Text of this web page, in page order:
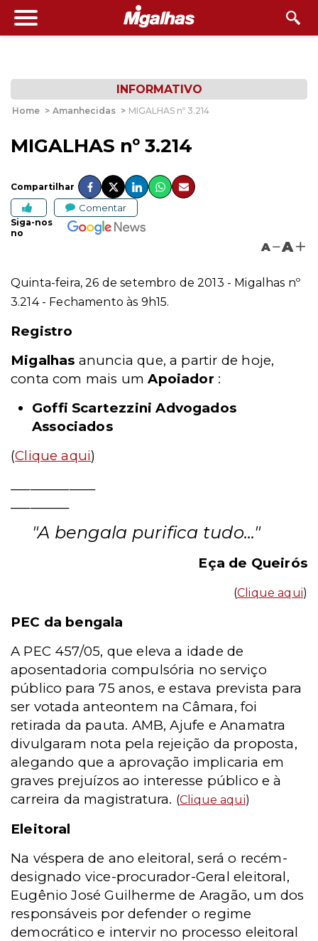
INFORMATIVO
Home > Amanhecidas > MIGALHAS nº 3.214
MIGALHAS nº 3.214
Compartilhar
Comentar
Siga-nos
no
A A
Quinta-feira, 26 de setembro de 2013 - Migalhas nº
3.214 - Fechamento às 9h15.
Registro
Migalhas anuncia que, a partir de hoje,
conta com mais umApoiador :
Goffi Scartezzini Advogados
Associados
(Clique aqui)
"A bengala purifica tudo..."
Eça de Queirós
(Clique aqui)
PEC da bengala
A PEC 457/05, que eleva a idade de
aposentadoria compulsória no serviço
público para 75 anos, e estava prevista para
ser votada anteontem na Câmara, foi
retirada da pauta. AMB, Ajufe e Anamatra
divulgaram nota pela rejeição da proposta,
alegando que a aprovação implicaria em
graves prejuízos ao interesse público e à
carreira da magistratura. (Clique aqui)
Eleitoral
Na véspera de ano eleitoral, será o recém-
designado vice-procurador-Geral eleitoral,
Eugênio José Guilherme de Aragão, um dos
responsáveis por defender o regime
democrático e intervir no processo eleitoral